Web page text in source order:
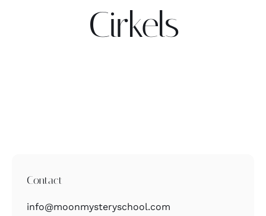
Contact
Cirkels
Contact
info@moonmysteryschool.com